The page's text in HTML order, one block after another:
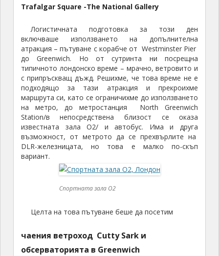
Trafalgar Square -The National Gallery
Логистичната подготовка за този ден
включваше използването на допълнителна
атракция – пътуване с корабче от Westminster Pier
до Greenwich. Но от сутринта ни посрещна
типичното лондонско време – мрачно, ветровито и
с припръскващ дъжд. Решихме, че това време не е
подходящо за тази атракция и прекроихме
маршрута си, като се ограничихме до използването
на метро, до метростанция North Greenwich
Station/в непосредствена близост се оказа
известната зала О2/ и автобус. Има и друга
възможност, от метрото да се прехвърлите на
DLR-железницата, но това е малко по-скъп
вариант.
Спортната зала О2
Целта на това пътуване беше да посетим
чаения ветроход Cutty Sark и
обсерваторията в Greenwich